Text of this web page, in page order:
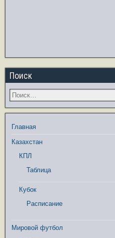
Поиск
Главная
Казахстан
КПЛ
Таблица
Кубок
Расписание
Мировой футбол